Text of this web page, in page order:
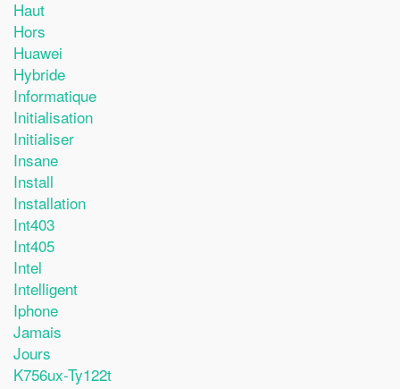
Haut
Hors
Huawei
Hybride
Informatique
Initialisation
Initialiser
Insane
Install
Installation
Int403
Int405
Intel
Intelligent
Iphone
Jamais
Jours
K756ux-Ty122t